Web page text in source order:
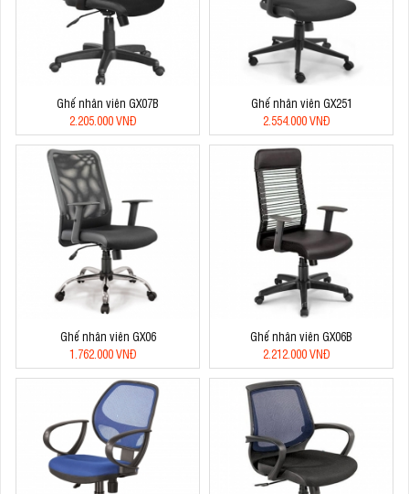
Ghế nhân viên GX07B
2.205.000 VNĐ
Ghế nhân viên GX251
2.554.000 VNĐ
Ghế nhân viên GX06
1.762.000 VNĐ
Ghế nhân viên GX06B
2.212.000 VNĐ